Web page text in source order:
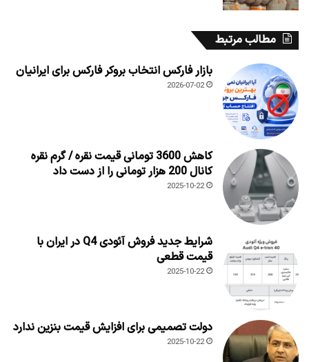
مطالب مرتبط
بازار فارکس انتخاب بروکر فارکس برای ایرانیان
2026-07-02
کاهش 3600 تومانی قیمت نقره / گرم نقره
کانال 200 هزار تومانی را از دست داد
2025-10-22
شرایط جدید فروش آئودی Q4 در ایران با
قیمت قطعی
2025-10-22
دولت تصمیمی برای افزایش قیمت بنزین ندارد
2025-10-22